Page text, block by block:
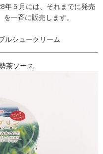
５月には、それまでに発売
一斉に販売します。
シュークリーム
茶ソース